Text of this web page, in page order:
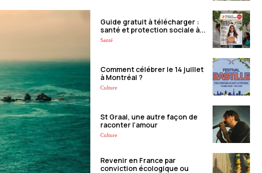
Guide gratuit à télécharger :
santé et protection sociale à...
Santé
Comment célébrer le 14 juillet
à Montréal ?
Culture
St Graal, une autre façon de
raconter l’amour
Culture
Revenir en France par
conviction écologique ou